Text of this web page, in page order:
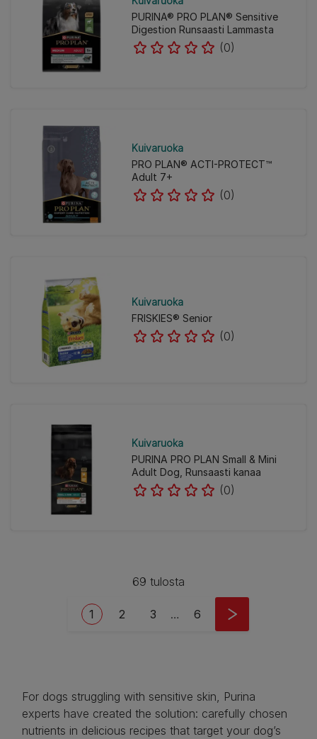
PURINA® PRO PLAN® Sensitive
Digestion Runsaasti Lammasta
(0)
Kuivaruoka
PRO PLAN® ACTI-PROTECT™
Adult 7+
(0)
Kuivaruoka
FRISKIES® Senior
(0)
Kuivaruoka
PURINA PRO PLAN Small & Mini
Adult Dog, Runsaasti kanaa
(0)
69 tulosta
Current page
1 Page
2 Page
3 … Last page
6
For dogs struggling with sensitive skin, Purina
experts have created the solution: carefully chosen
nutrients in delicious recipes that target your dog’s